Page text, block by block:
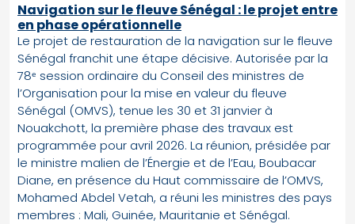
Navigation sur le fleuve Sénégal : le projet entre
en phase opérationnelle
Le projet de restauration de la navigation sur le fleuve
Sénégal franchit une étape décisive. Autorisée par la
78ᵉ session ordinaire du Conseil des ministres de
l’Organisation pour la mise en valeur du fleuve
Sénégal (OMVS), tenue les 30 et 31 janvier à
Nouakchott, la première phase des travaux est
programmée pour avril 2026. La réunion, présidée par
le ministre malien de l’Énergie et de l’Eau, Boubacar
Diane, en présence du Haut commissaire de l’OMVS,
Mohamed Abdel Vetah, a réuni les ministres des pays
membres : Mali, Guinée, Mauritanie et Sénégal.